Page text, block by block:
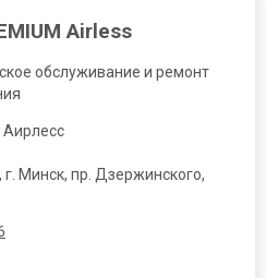
Airless
обслуживание и ремонт
Минск, пр. Дзержинского,